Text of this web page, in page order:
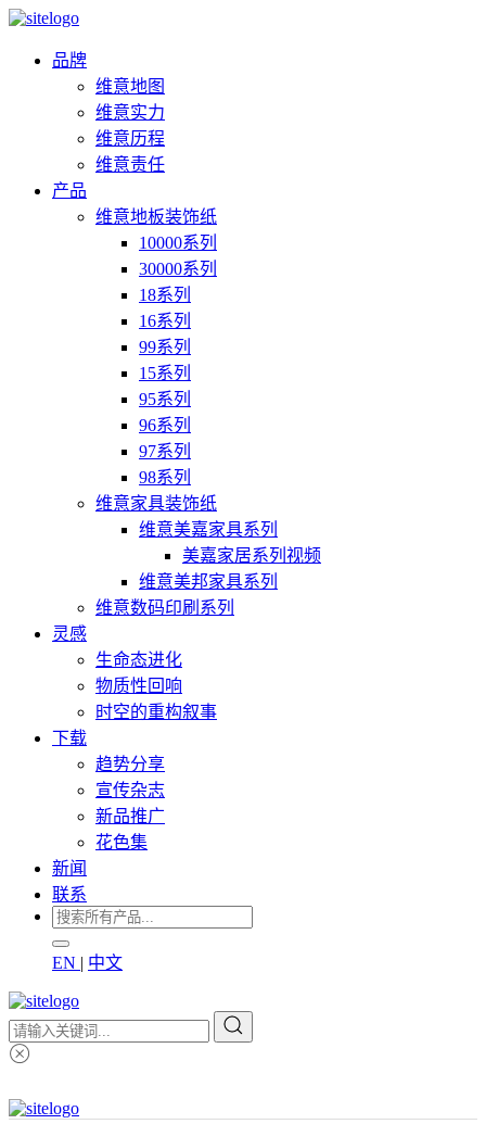
品牌
维意地图
维意实力
维意历程
维意责任
产品
维意地板装饰纸
10000系列
30000系列
18系列
16系列
99系列
15系列
95系列
96系列
97系列
98系列
维意家具装饰纸
维意美嘉家具系列
美嘉家居系列视频
维意美邦家具系列
维意数码印刷系列
灵感
生命态进化
物质性回响
时空的重构叙事
下载
趋势分享
宣传杂志
新品推广
花色集
新闻
联系
EN | 中文